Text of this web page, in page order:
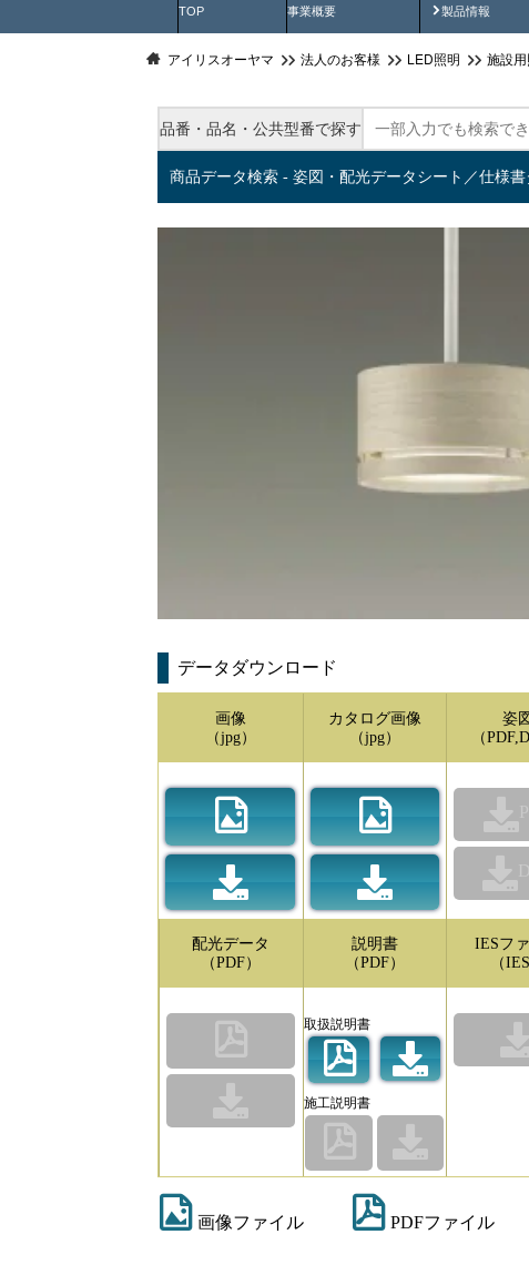
TOP 事業概要 製品情報
製品動画
アイリスオーヤマ 法人のお客様 LED照明 施設
品番・品名・公共型番で探す
商品データ検索 - 姿図・配光データシート／仕様書
データダウンロード
画像
（jpg）
カタログ画像
（jpg）
姿
（
配光データ
（PDF）
説明書
（PDF）
取扱説明書
施工説明書
IESフ
（
画像ファイル PDFファイル